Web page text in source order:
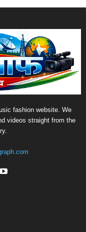
fashion website. We
videos straight from the